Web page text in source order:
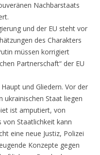
Nachbarstaats
und der EU steht vor
des Charakters
müssen korrigiert
Partnerschaft“ der EU
und Gliedern. Vor der
ukrainischen Staat liegen
ist amputiert, von
Staatlichkeit kann
eine neue Justiz, Polizei
Konzepte gegen